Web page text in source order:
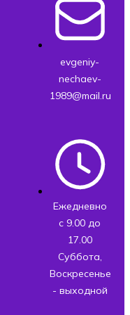
evgeniy-
nechaev-
1989@mail.ru
Ежедневно
с 9.00 до
17.00
Суббота,
Воскресенье
- выходной